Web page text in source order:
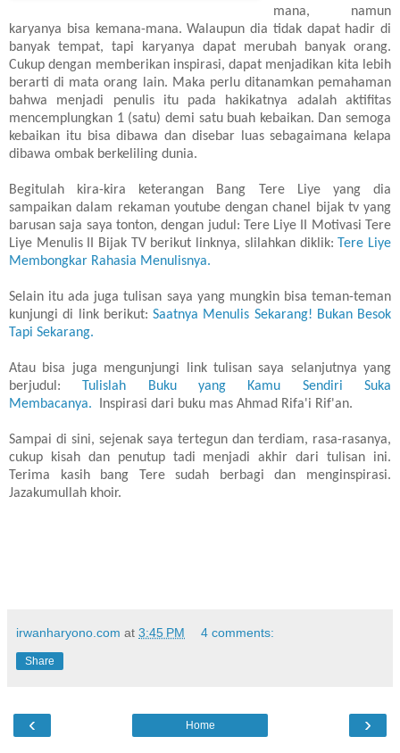
mana, namun
karyanya bisa kemana-mana. Walaupun dia tidak dapat hadir di
banyak tempat, tapi karyanya dapat merubah banyak orang.
Cukup dengan memberikan inspirasi, dapat menjadikan kita lebih
berarti di mata orang lain. Maka perlu ditanamkan pemahaman
bahwa menjadi penulis itu pada hakikatnya adalah aktifitas
mencemplungkan 1 (satu) demi satu buah kebaikan. Dan semoga
kebaikan itu bisa dibawa dan disebar luas sebagaimana kelapa
dibawa ombak berkeliling dunia.
Begitulah kira-kira keterangan Bang Tere Liye yang dia
sampaikan dalam rekaman youtube dengan chanel bijak tv yang
barusan saja saya tonton, dengan judul: Tere Liye II Motivasi Tere
Liye Menulis II Bijak TV berikut linknya, slilahkan diklik: Tere Liye
Membongkar Rahasia Menulisnya.
Selain itu ada juga tulisan saya yang mungkin bisa teman-teman
kunjungi di link berikut: Saatnya Menulis Sekarang! Bukan Besok
Tapi Sekarang.
Atau bisa juga mengunjungi link tulisan saya selanjutnya yang
berjudul: Tulislah Buku yang Kamu Sendiri Suka
Membacanya.
Inspirasi dari buku mas Ahmad Rifa'i Rif'an.
Sampai di sini, sejenak saya tertegun dan terdiam, rasa-rasanya,
cukup kisah dan penutup tadi menjadi akhir dari tulisan ini.
Terima kasih bang Tere sudah berbagi dan menginspirasi.
Jazakumullah khoir.
irwanharyono.com at 3:45 PM 4 comments:
Share
‹ ›
Home